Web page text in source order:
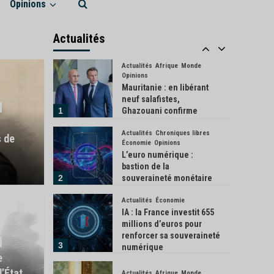
Opinions
devenue la salle de
de
Actualités
5
1
Actualités Afrique Monde
Opinions
Mauritanie : en libérant
neuf salafistes,
Ghazouani confirme
2
Actualités Chroniques libres
Économie Opinions
L’euro numérique :
bastion de la
souveraineté monétaire
3
Actualités Économie
IA : la France investit 655
millions d’euros pour
renforcer sa souveraineté
numérique